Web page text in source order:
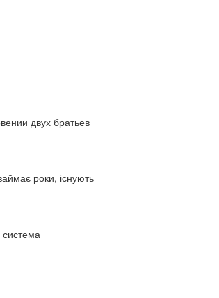
двух братьев
роки, існують
система